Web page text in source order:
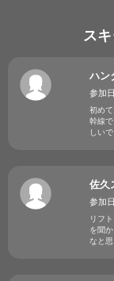
ス
ハン
参加
初め
幹線
しいで
佐久
参加
リフ
を聞
なと思